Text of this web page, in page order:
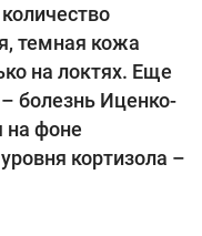
темная кожа
на локтях. Еще
болезнь Иценко-
на фоне
кортизола –